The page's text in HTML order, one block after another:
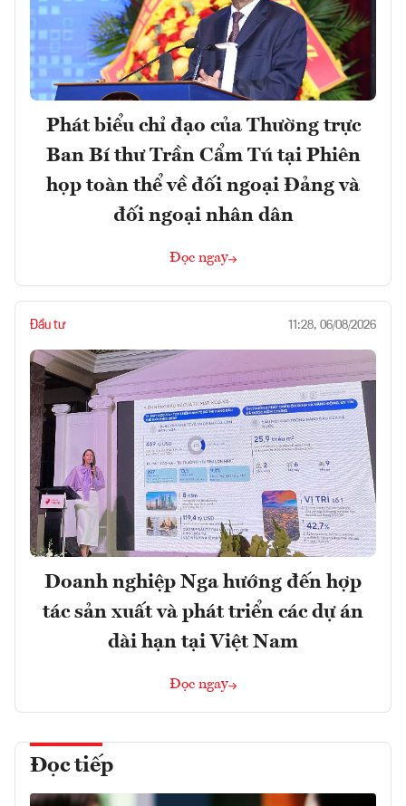
Phát biểu chỉ đạo của Thường trực
Ban Bí thư Trần Cẩm Tú tại Phiên
họp toàn thể về đối ngoại Đảng và
đối ngoại nhân dân
Đọc ngay
Đầu tư 11:28, 06/08/2026
Doanh nghiệp Nga hướng đến hợp
tác sản xuất và phát triển các dự án
dài hạn tại Việt Nam
Đọc ngay
Đọc tiếp